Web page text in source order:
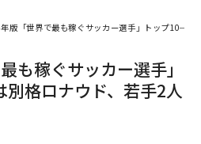
版「世界で最も稼ぐサッカー選手」トップ
も稼ぐサッカー選手」
格ロナウド、若手2人